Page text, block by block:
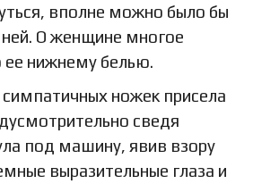
вполне можно было бы
ней. О женщине многое
ее нижнему белью.
ножек присела
сведя
под машину, явив взору
выразительные глаза и